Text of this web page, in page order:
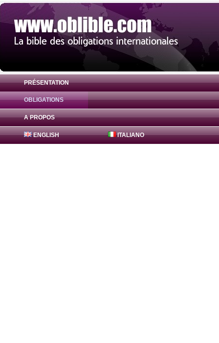
PRÉSENTATION
OBLIGATIONS
A PROPOS
ENGLISH ITALIANO
Obligation FreddieMac Bonds 1.3% (